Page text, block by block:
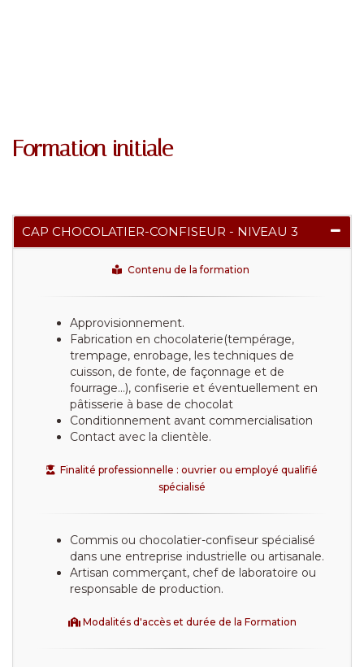
Formation initiale
CAP CHOCOLATIER-CONFISEUR - NIVEAU 3
Contenu de la formation
Approvisionnement.
Fabrication en chocolaterie(tempérage,
trempage, enrobage, les techniques de
cuisson, de fonte, de façonnage et de
fourrage...), confiserie et éventuellement en
pâtisserie à base de chocolat
Conditionnement avant commercialisation
Contact avec la clientèle.
Finalité professionnelle : ouvrier ou employé qualifié
spécialisé
Commis ou chocolatier-confiseur spécialisé
dans une entreprise industrielle ou artisanale.
Artisan commerçant, chef de laboratoire ou
responsable de production.
Modalités d'accès et durée de la Formation